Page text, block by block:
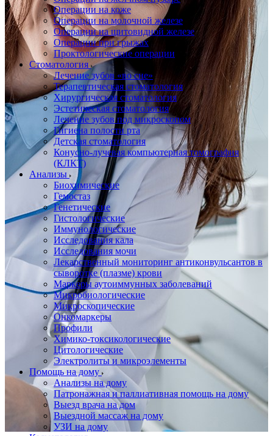
Операции на коже
Операции на молочной железе
Операции на щитовидной железе
Операции при грыжах
Проктологические операции
Стоматология
Лечение зубов «во сне»
Терапевтическая стоматология
Хирургическая стоматология
Эстетическая стоматология
Лечение зубов под микроскопом
Гигиена полости рта
Детская стоматология
Конусно-лучевая компьютерная томография
(КЛКТ)
Анализы
Биохимические
Гемостаз
Генетические
Гистологические
Иммунологические
Исследования кала
Исследования мочи
Лекарственный мониторинг антиконвульсантов в
сыворотке (плазме) крови
Маркеры аутоиммунных заболеваний
Микробиологические
Микроскопические
Онкомаркеры
Профили
Химико-токсикологические
Цитологические
Электролиты и микроэлементы
Помощь на дому
Анализы на дому
Патронажная и паллиативная помощь на дому
Выезд врача на дом
Выездной массаж на дому
УЗИ на дому